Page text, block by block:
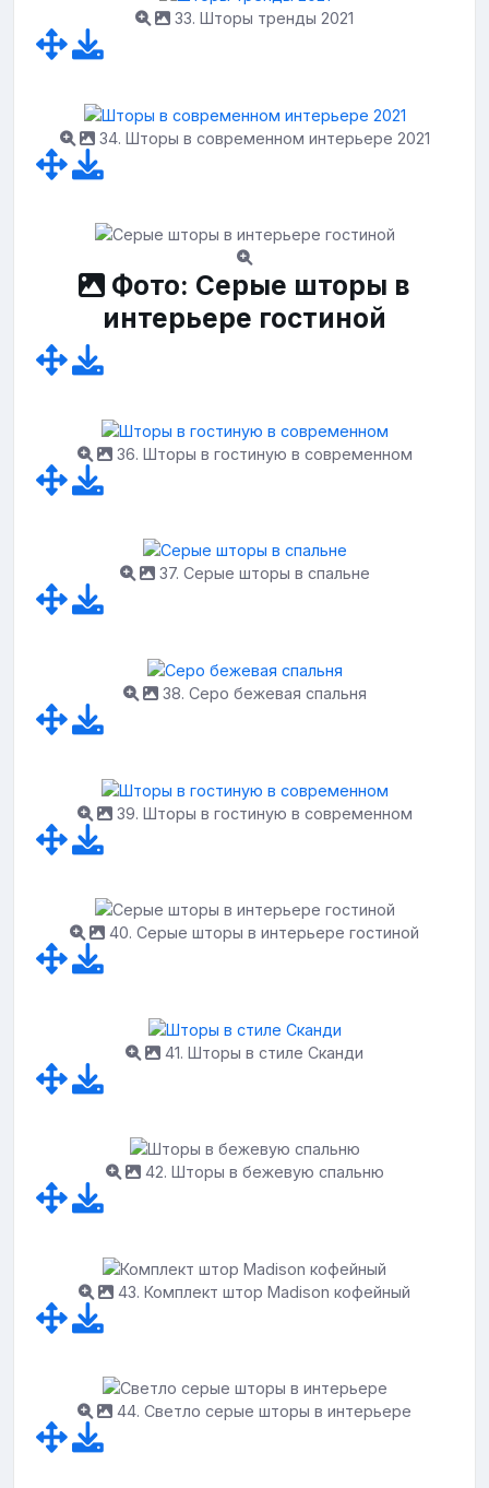
33. Шторы тренды 2021
34. Шторы в современном интерьере 2021
Фото: Серые шторы в
интерьере гостиной
36. Шторы в гостиную в современном
37. Серые шторы в спальне
38. Серо бежевая спальня
39. Шторы в гостиную в современном
40. Серые шторы в интерьере гостиной
41. Шторы в стиле Сканди
42. Шторы в бежевую спальню
43. Комплект штор Madison кофейный
44. Светло серые шторы в интерьере